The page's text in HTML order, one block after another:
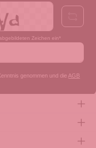
Zeichen ein*
genommen und die AGB